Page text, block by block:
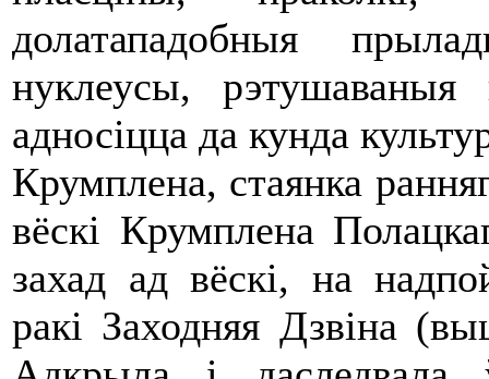
долатападобныя
нуклеусы,
адносіцца да кунда
Крумплена, стаянка
вёскі Крумплена
захад ад вёскі, на
ракі Заходняя Дзвіна